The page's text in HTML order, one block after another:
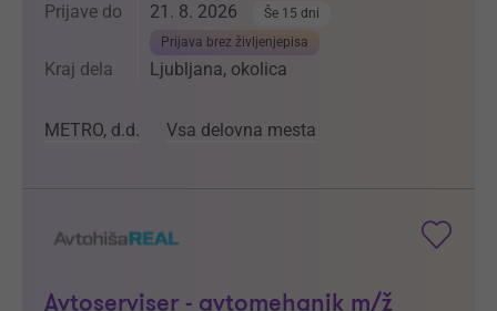
Prijave do 21. 8. 2026
Še 15 dni
Prijava brez življenjepisa
Kraj dela Ljubljana, okolica
METRO, d.d. Vsa delovna mesta
Avtoserviser - avtomehanik m/ž